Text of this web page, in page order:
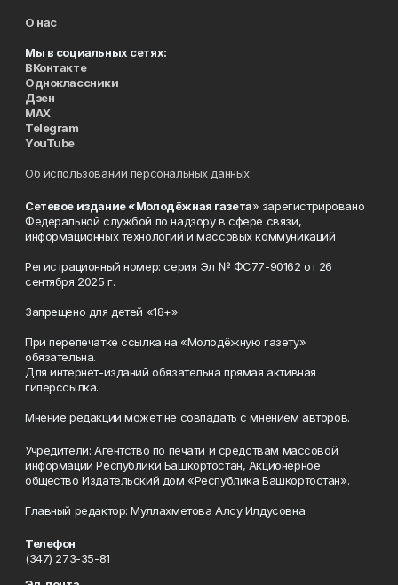
О нас
Мы в социальных сетях:
ВКонтакте
Одноклассники
Дзен
MAX
Telegram
YouTube
Об использовании персональных данных
Сетевое издание «Молодёжная газета» зарегистрировано
Федеральной службой по надзору в сфере связи,
информационных технологий и массовых коммуникаций
Регистрационный номер: серия Эл № ФС77-90162 от 26
сентября 2025 г.
Запрещено для детей «18+»
При перепечатке ссылка на «Молодёжную газету»
обязательна.
Для интернет-изданий обязательна прямая активная
гиперссылка.
Мнение редакции может не совпадать с мнением авторов.
Учредители: Агентство по печати и средствам массовой
информации Республики Башкортостан, Акционерное
общество Издательский дом «Республика Башкортостан».
Главный редактор: Муллахметова Алсу Илдусовна.
Телефон
(347) 273-35-81